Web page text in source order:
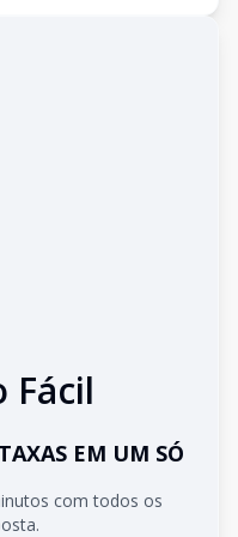
Fácil
EM UM SÓ
com todos os